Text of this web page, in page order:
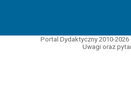
Portal Dydaktyczny 2010-
Uwagi oraz